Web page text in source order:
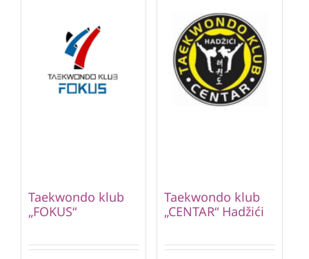
Taekwondo klub
„FOKUS“
Taekwondo klub
„CENTAR“ Hadžići